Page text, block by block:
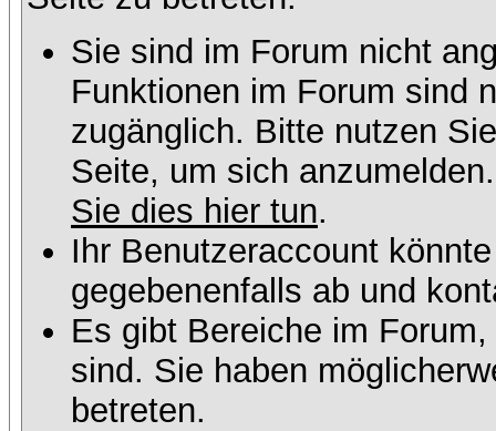
Sie sind im Forum nicht
Funktionen im Forum sind
zugänglich. Bitte nutzen
Seite, um sich
Sie dies hier tun.
Ihr Benutzeraccount
gegebenenfalls ab und
Es gibt Bereiche im
sind. Sie haben
betreten.